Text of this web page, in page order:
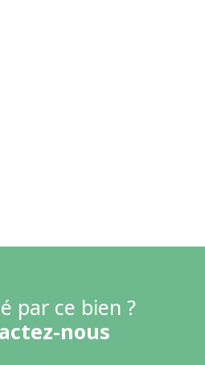
par ce bien ?
nous